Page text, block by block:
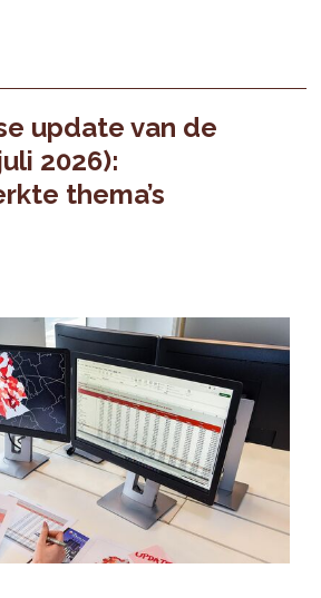
update van de
2026):
thema’s